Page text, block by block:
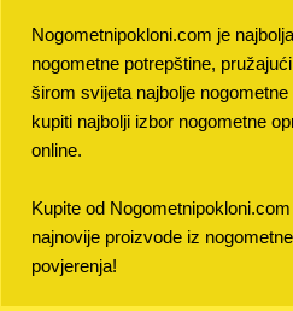
Nogometnipokloni.com je
nogometne potrepštine,
širom svijeta najbolje
kupiti najbolji izbor nogometne
online.
Kupite od
najnovije proizvode iz
povjerenja!